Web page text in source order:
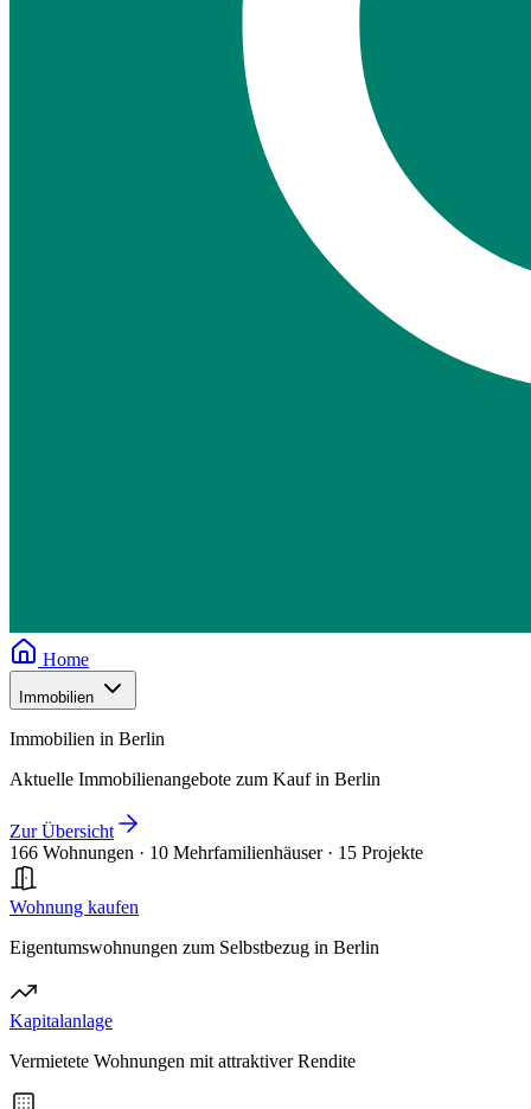
Home
Immobilien
Immobilien in Berlin
Aktuelle Immobilienangebote zum Kauf in Berlin
Zur Übersicht
166 Wohnungen · 10 Mehrfamilienhäuser · 15 Projekte
Wohnung kaufen
Eigentumswohnungen zum Selbstbezug in Berlin
Kapitalanlage
Vermietete Wohnungen mit attraktiver Rendite